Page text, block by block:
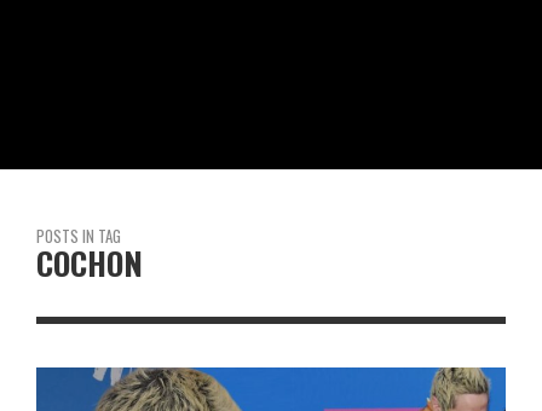
POSTS IN TAG
COCHON